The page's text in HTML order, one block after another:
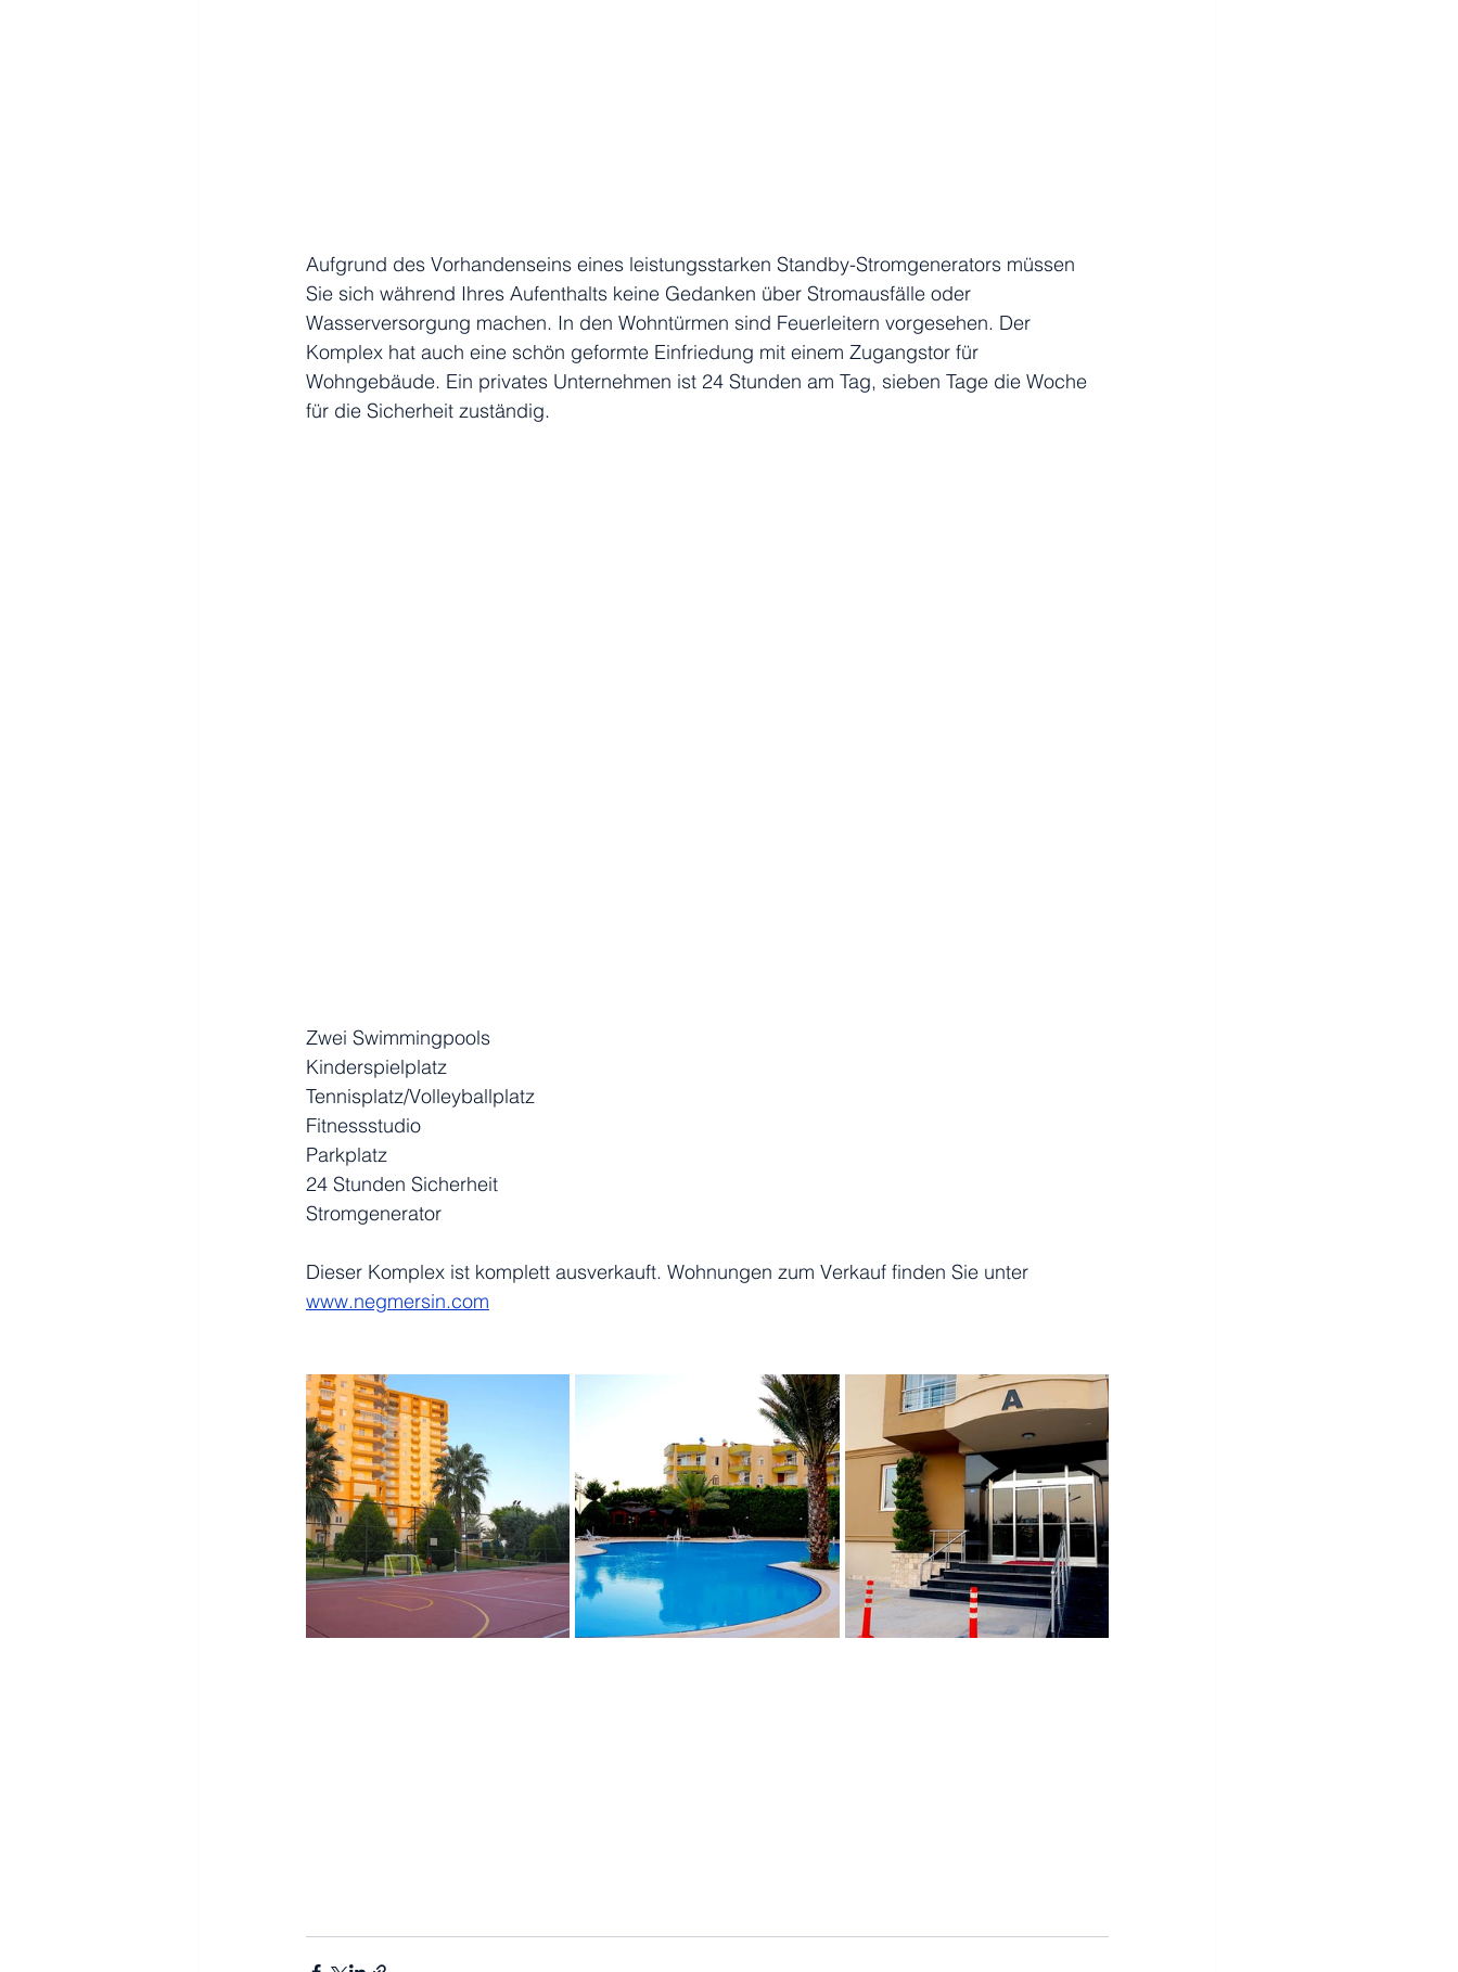
Aufgrund des Vorhandenseins eines leistungsstarken Standby-Stromgenerators müssen
Sie sich während Ihres Aufenthalts keine Gedanken über Stromausfälle oder
Wasserversorgung machen. In den Wohntürmen sind Feuerleitern vorgesehen. Der
Komplex hat auch eine schön geformte Einfriedung mit einem Zugangstor für
Wohngebäude. Ein privates Unternehmen ist 24 Stunden am Tag, sieben Tage die Woche
für die Sicherheit zuständig.
Zwei Swimmingpools
Kinderspielplatz
Tennisplatz/Volleyballplatz
Fitnessstudio
Parkplatz
24 Stunden Sicherheit
Stromgenerator
Dieser Komplex ist komplett ausverkauft. Wohnungen zum Verkauf finden Sie unter
www.negmersin.com